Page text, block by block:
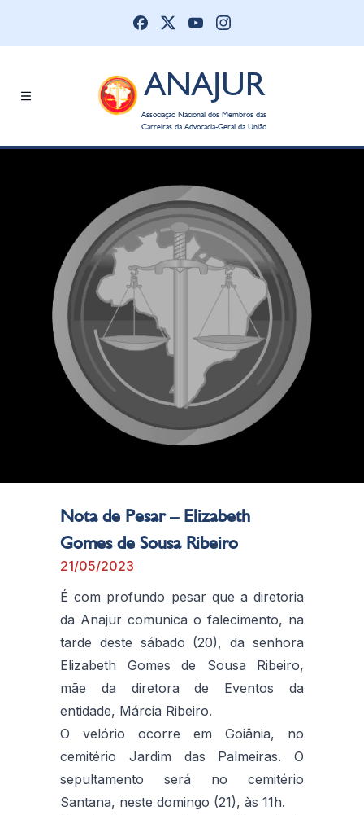
ANAJUR
Associação Nacional dos Membros das
Carreiras da Advocacia-Geral da União
Nota de Pesar – Elizabeth
Gomes de Sousa Ribeiro
21/05/2023
É com profundo pesar que a diretoria
da Anajur comunica o falecimento, na
tarde deste sábado (20), da senhora
Elizabeth Gomes de Sousa Ribeiro,
mãe da diretora de Eventos da
entidade, Márcia Ribeiro.
O velório ocorre em Goiânia, no
cemitério Jardim das Palmeiras. O
sepultamento será no cemitério
Santana, neste domingo (21), às 11h.